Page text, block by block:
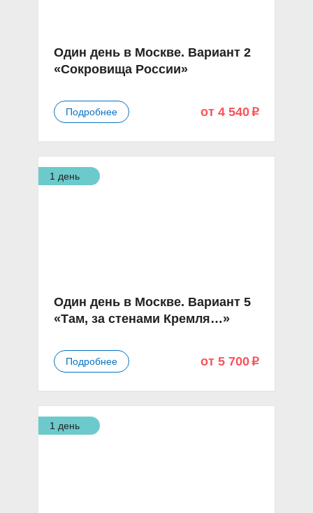
Один день в Москве. Вариант 2
«Сокровища России»
Подробнее от 4 540 p
1 день
Один день в Москве. Вариант 5
«Там, за стенами Кремля…»
Подробнее от 5 700 p
1 день